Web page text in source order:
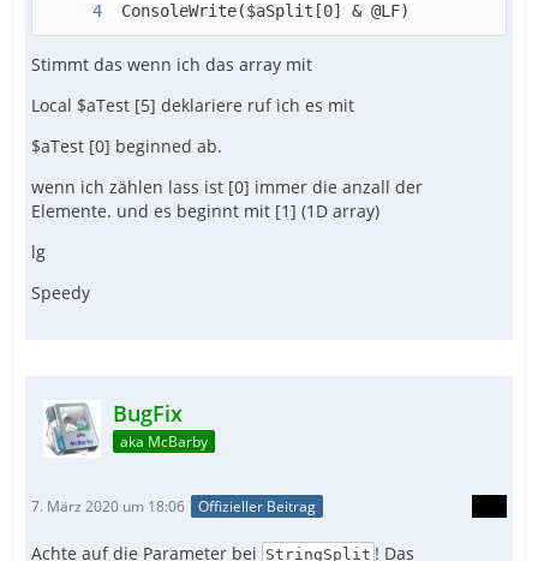
ConsoleWrite($aSplit[0] & @LF)
Stimmt das wenn ich das array mit
Local $aTest [5] deklariere ruf ich es mit
$aTest [0] beginned ab.
wenn ich zählen lass ist [0] immer die anzall der
Elemente. und es beginnt mit [1] (1D array)
lg
Speedy
BugFix
aka McBarby
7. März 2020 um 18:06 Offizieller Beitrag
Achte auf die Parameter bei StringSplit ! Das